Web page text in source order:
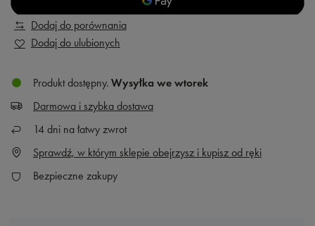
Dodaj do porównania
Dodaj do ulubionych
Produkt dostępny Wysyłka we wtorek
Darmowa i szybka dostawa
14 dni na łatwy zwrot
Sprawdź, w którym sklepie obejrzysz i kupisz od ręki
Bezpieczne zakupy